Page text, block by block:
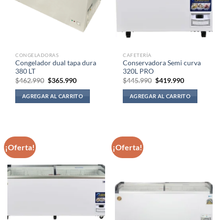
CONGELADORAS
Congelador dual tapa dura
380 LT
$462.990 El
original
era:
$462.990.
$365.990El
actual
es:
$365.990.
AGREGAR AL CARRITO
CAFETERÍA
Conservadora Semi curva
320L PRO
$445.990 El
original
era:
$445.990.
$419.990El
actual
es:
$419.990.
AGREGAR AL CARRITO
¡Oferta! ¡Oferta!